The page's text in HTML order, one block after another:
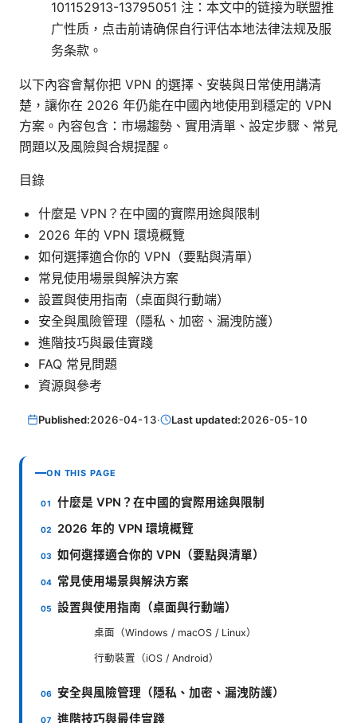
101152913-13795051 注：本文中的链接为联盟推
广性质，点击前请确保自行评估本地法律法规及服
务条款。
以下內容會幫你把 VPN 的選擇、安裝與日常使用講清
楚，讓你在 2026 年仍能在中國內地使用到穩定的 VPN
方案。內容包含：市場趨勢、實用清單、設定步驟、常見
問題以及風險與合規提醒。
目錄
什麼是 VPN？在中國的實際用途與限制
2026 年的 VPN 環境概覽
如何選擇適合你的 VPN（要點與清單）
常見使用場景與解決方案
設置與使用指南（桌面與行動端）
安全與風險管理（隱私、加密、漏洩防護）
進階技巧與最佳實踐
FAQ 常見問題
資源與參考
Published:2026-04-13· Last updated:2026-05-10
ON THIS PAGE
什麼是 VPN？在中國的實際用途與限制
2026 年的 VPN 環境概覽
如何選擇適合你的 VPN（要點與清單）
常見使用場景與解決方案
設置與使用指南（桌面與行動端）
桌面（Windows / macOS / Linux）
行動裝置（iOS / Android）
安全與風險管理（隱私、加密、漏洩防護）
進階技巧與最佳實踐